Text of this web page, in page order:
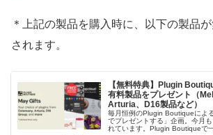
＊上記の製品を購入時に、以下の製品
されます。
【無料特典】Plugin
有料製品をプレゼント（
Arturia、D16製品など）
毎月恒例のPlugin Boutiqueによ
でプレゼントする」企画。今月
れています。Plugin Boutiqueで